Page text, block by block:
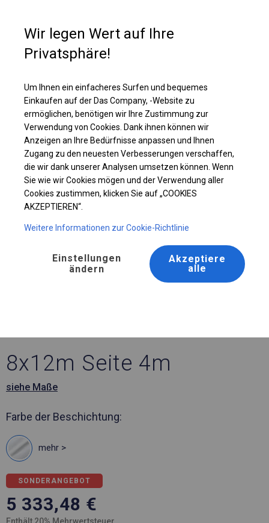
Ganzjähriges Catering-Zelt | 8x12 m
8x12m Seite 4m
siehe Maße
Farbe der Beschichtung:
mehr >
SONDERANGEBOT
5 333,48 €
Enthält 20% Mehrwertsteuer
Wir legen Wert auf Ihre
Privatsphäre!
Um Ihnen ein einfacheres Surfen und bequemes
Einkaufen auf der Das Company, -Website zu
ermöglichen, benötigen wir Ihre Zustimmung zur
Verwendung von Cookies. Dank ihnen können wir
Anzeigen an Ihre Bedürfnisse anpassen und Ihnen
Zugang zu den neuesten Verbesserungen verschaffen,
die wir dank unserer Analysen umsetzen können. Wenn
Sie wie wir Cookies mögen und der Verwendung aller
Cookies zustimmen, klicken Sie auf „COOKIES
AKZEPTIEREN“.
Weitere Informationen zur Cookie-Richtlinie
Einstellungen
ändern
Akzeptiere
alle